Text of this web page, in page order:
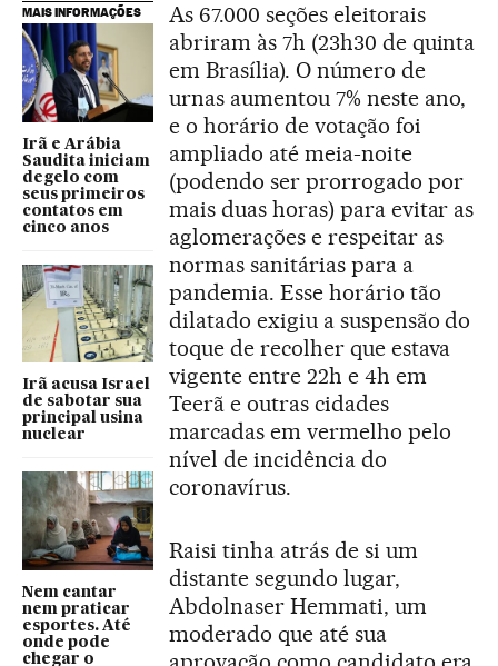
MAIS INFORMAÇÕES
Irã e Arábia
Saudita iniciam
degelo com
seus primeiros
contatos em
cinco anos
Irã acusa Israel
de sabotar sua
principal usina
nuclear
Nem cantar
nem praticar
esportes. Até
onde pode
chegar o
As 67.000 seções eleitorais
abriram às 7h (23h30 de quinta
em Brasília). O número de
urnas aumentou 7% neste ano,
e o horário de votação foi
ampliado até meia-noite
(podendo ser prorrogado por
mais duas horas) para evitar as
aglomerações e respeitar as
normas sanitárias para a
pandemia. Esse horário tão
dilatado exigiu a suspensão do
toque de recolher que estava
vigente entre 22h e 4h em
Teerã e outras cidades
marcadas em vermelho pelo
nível de incidência do
coronavírus.
Raisi tinha atrás de si um
distante segundo lugar,
Abdolnaser Hemmati, um
moderado que até sua